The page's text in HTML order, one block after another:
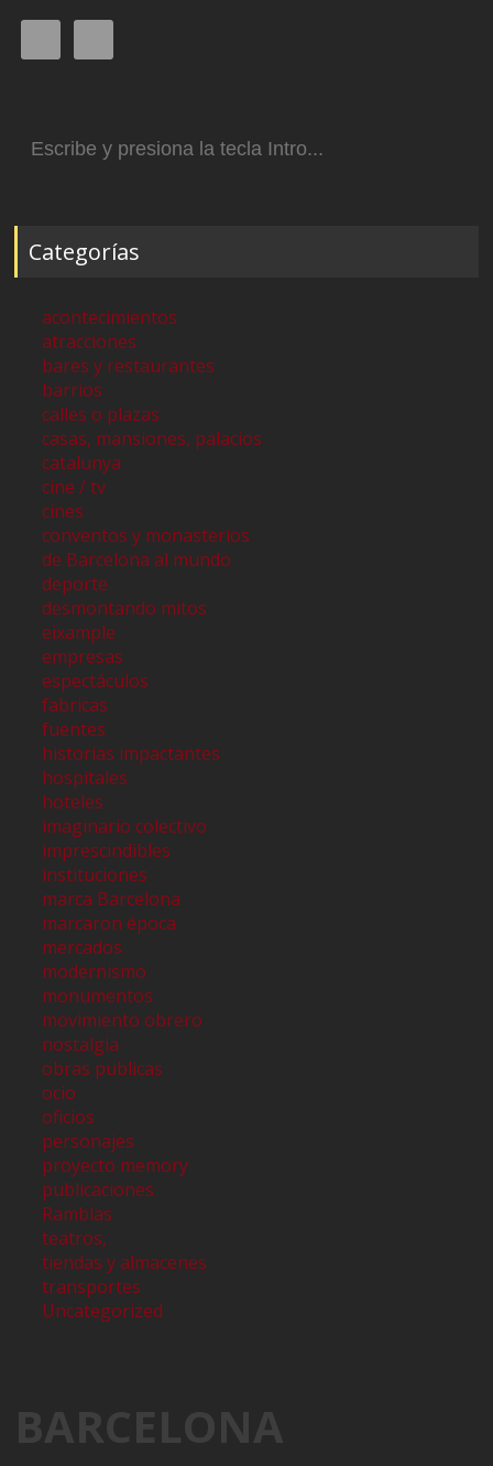
Categorías
acontecimientos
atracciones
bares y restaurantes
barrios
calles o plazas
casas, mansiones, palacios
catalunya
cine / tv
cines
conventos y monasterios
de Barcelona al mundo
deporte
desmontando mitos
eixample
empresas
espectáculos
fabricas
fuentes
historias impactantes
hospitales
hoteles
imaginario colectivo
imprescindibles
instituciones
marca Barcelona
marcaron época
mercados
modernismo
monumentos
movimiento obrero
nostalgia
obras publicas
ocio
oficios
personajes
proyecto memory
publicaciones
Ramblas
teatros,
tiendas y almacenes
transportes
Uncategorized
BARCELONA